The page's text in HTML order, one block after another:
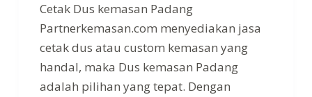
Cetak Dus kemasan Padang
Partnerkemasan.com menyediakan jasa
cetak dus atau custom kemasan yang
handal, maka Dus kemasan Padang
adalah pilihan yang tepat. Dengan